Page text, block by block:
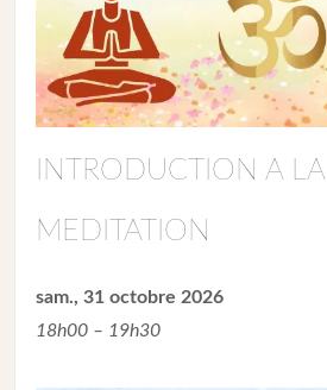
INTRODUCTION A LA
MEDITATION
sam., 31 octobre 2026
18h00 – 19h30